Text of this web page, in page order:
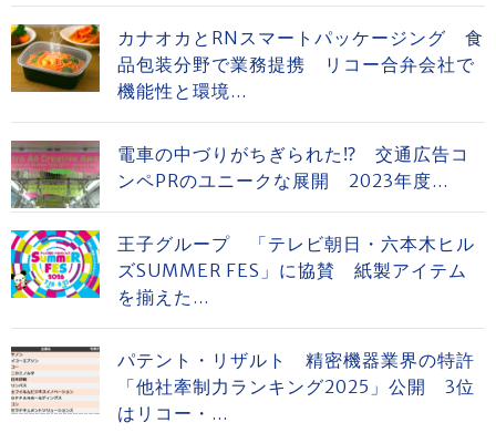
カナオカとRNスマートパッケージング 食
品包装分野で業務提携 リコー合弁会社で
機能性と環境...
電車の中づりがちぎられた⁉ 交通広告コ
ンペPRのユニークな展開 2023年度...
王子グループ 「テレビ朝日・六本木ヒル
ズSUMMER FES」に協賛 紙製アイテム
を揃えた...
パテント・リザルト 精密機器業界の特許
「他社牽制力ランキング2025」公開 3位
はリコー・...